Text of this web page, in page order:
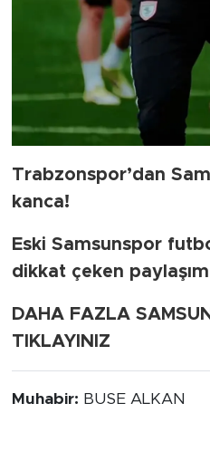
Trabzonspor’dan
kanca!
Eski Samsunspor
dikkat çeken paylaşım
DAHA FAZLA
TIKLAYINIZ
Muhabir: BUSE ALKAN